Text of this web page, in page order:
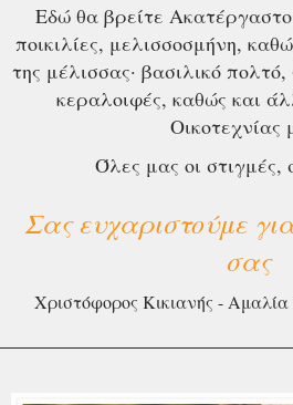
Εδώ θα βρείτε
ποικιλίες, μελισσοσμήνη,
της μέλισσας· βασιλικό
κεραλοιφές, καθώς και
Οικοτεχνίας
Όλες μας οι στιγμές,
Σας ευχαριστούμε
σας
Χριστόφορος Κικιανής -